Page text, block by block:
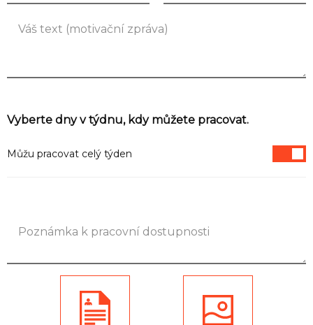
Seznam NC
Vyberte dny v týdnu, kdy můžete pracovat.
Můžu pracovat celý týden